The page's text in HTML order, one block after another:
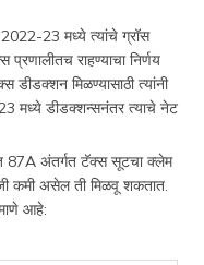
23 मध्ये त्यांचे ग्रॉस
राहण्याचा निर्णय
मिळण्यासाठी त्यांनी
मध्ये डीडक्शन्सनंतर त्याचे नेट
87A अंतर्गत टॅक्स सूटचा क्लेम
कमी असेल ती मिळवू शकतात.
आहे: